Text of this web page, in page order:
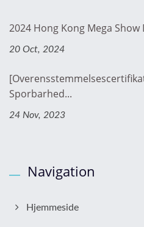
2024 Hong Kong Mega Show
20 Oct, 2024
Sporbarhed...
24 Nov, 2023
Navigation
Hjemmeside